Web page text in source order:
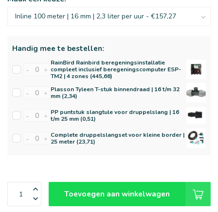
Handig mee te bestellen:
- +
RainBird Rainbird beregeningsinstallatie
compleet inclusief beregeningscomputer ESP-
TM2 | 4 zones (445,66)
- + Plasson Tyleen T-stuk binnendraad | 16 t/m 32
mm (2,34)
- + PP puntstuk slangtule voor druppelslang | 16
t/m 25 mm (0,51)
- + Complete druppelslangset voor kleine border |
25 meter (23,71)
Toevoegen aan winkelwagen